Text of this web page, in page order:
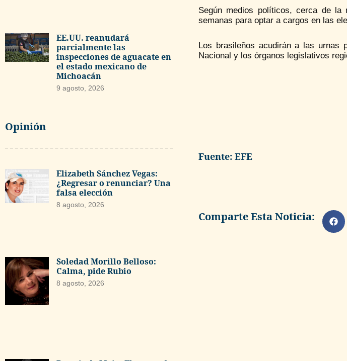
EE.UU. reanudará
parcialmente las
inspecciones de aguacate en
el estado mexicano de
Michoacán
9 agosto, 2026
Opinión
Elizabeth Sánchez Vegas:
¿Regresar o renunciar? Una
falsa elección
8 agosto, 2026
Soledad Morillo Belloso:
Calma, pide Rubio
8 agosto, 2026
Según medios políticos, cerca de
semanas para optar a cargos en las
Los brasileños acudirán a las urnas
Nacional y los órganos legislativos
Fuente: EFE
Comparte Esta Noticia: